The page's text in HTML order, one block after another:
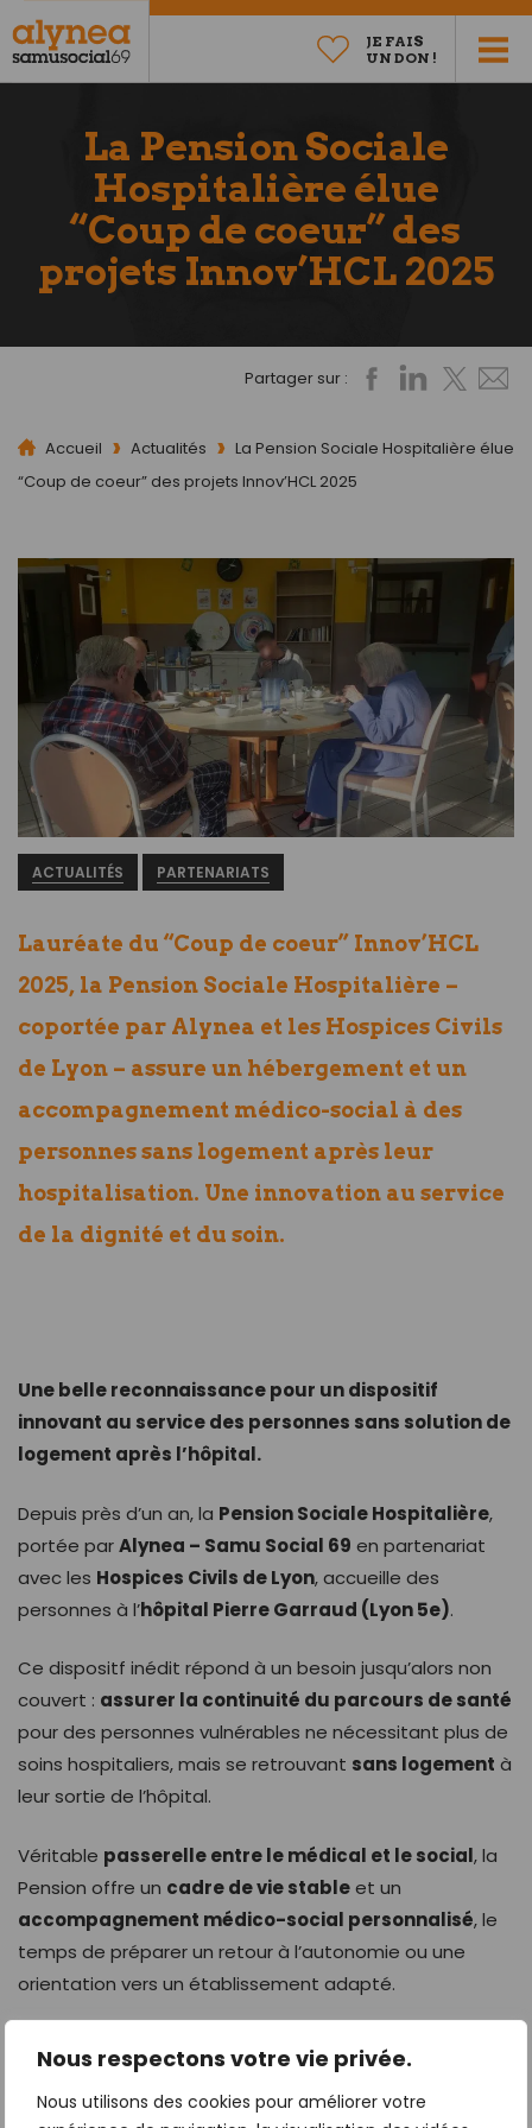
Nous respectons votre vie privée.
Nous utilisons des cookies pour améliorer votre
JE FAIS
UN DON !
La Pension Sociale
Hospitalière élue
“Coup de coeur” des
projets Innov’HCL 2025
Partager sur :
Accueil Actualités
La Pension Sociale Hospitalière élue
“Coup de coeur” des projets Innov’HCL 2025
ACTUALITÉS PARTENARIATS
Lauréate du “Coup de coeur” Innov’HCL
2025, la Pension Sociale Hospitalière –
coportée par Alynea et les Hospices Civils
de Lyon – assure un hébergement et un
accompagnement médico-social à des
personnes sans logement après leur
hospitalisation. Une innovation au service
de la dignité et du soin.
Une belle reconnaissance pour un dispositif
innovant au service des personnes sans solution de
logement après l’hôpital.
Depuis près d’un an, la Pension Sociale Hospitalière,
portée parAlynea – Samu Social 69 en partenariat
avec les Hospices Civils de Lyon, accueille des
personnes à l’hôpital Pierre Garraud (Lyon 5e).
Ce dispositf inédit répond à un besoin jusqu’alors non
couvert : assurer la continuité du parcours de santé
pour des personnes vulnérables ne nécessitant plus de
soins hospitaliers, mais se retrouvant sans logement à
leur sortie de l’hôpital.
Véritable passerelle entre le médical et le social, la
Pension offre un cadre de vie stableet un
accompagnement médico-social personnalisé, le
temps de préparer un retour à l’autonomie ou une
orientation vers un établissement adapté.
cœur”du programme Innov’HCL, qui met en avant les
projets les plus innovants menés au sein desHospices